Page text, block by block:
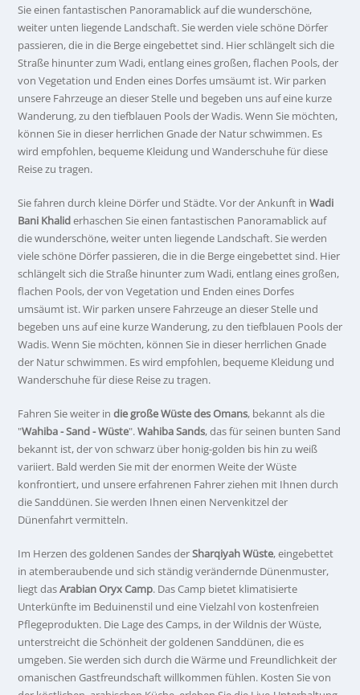
Sie einen fantastischen Panoramablick auf die wunderschöne,
weiter unten liegende Landschaft. Sie werden viele schöne Dörfer
passieren, die in die Berge eingebettet sind. Hier schlängelt sich die
Straße hinunter zum Wadi, entlang eines großen, flachen Pools, der
von Vegetation und Enden eines Dorfes umsäumt ist. Wir parken
unsere Fahrzeuge an dieser Stelle und begeben uns auf eine kurze
Wanderung, zu den tiefblauen Pools der Wadis. Wenn Sie möchten,
können Sie in dieser herrlichen Gnade der Natur schwimmen. Es
wird empfohlen, bequeme Kleidung und Wanderschuhe für diese
Reise zu tragen.
Sie fahren durch kleine Dörfer und Städte. Vor der Ankunft in Wadi
Bani Khaliderhaschen Sie einen fantastischen Panoramablick auf
die wunderschöne, weiter unten liegende Landschaft. Sie werden
viele schöne Dörfer passieren, die in die Berge eingebettet sind. Hier
schlängelt sich die Straße hinunter zum Wadi, entlang eines großen,
flachen Pools, der von Vegetation und Enden eines Dorfes
umsäumt ist. Wir parken unsere Fahrzeuge an dieser Stelle und
begeben uns auf eine kurze Wanderung, zu den tiefblauen Pools der
Wadis. Wenn Sie möchten, können Sie in dieser herrlichen Gnade
der Natur schwimmen. Es wird empfohlen, bequeme Kleidung und
Wanderschuhe für diese Reise zu tragen.
Fahren Sie weiter in die große Wüste des Omans, bekannt als die
"Wahiba - Sand - Wüste".Wahiba Sands, das für seinen bunten Sand
bekannt ist, der von schwarz über honig-golden bis hin zu weiß
variiert. Bald werden Sie mit der enormen Weite der Wüste
konfrontiert, und unsere erfahrenen Fahrer ziehen mit Ihnen durch
die Sanddünen. Sie werden Ihnen einen Nervenkitzel der
Dünenfahrt vermitteln.
Im Herzen des goldenen Sandes derSharqiyah Wüste, eingebettet
in atemberaubende und sich ständig verändernde Dünenmuster,
liegt dasArabian Oryx Camp. Das Camp bietet klimatisierte
Unterkünfte im Beduinenstil und eine Vielzahl von kostenfreien
Pflegeprodukten. Die Lage des Camps, in der Wildnis der Wüste,
unterstreicht die Schönheit der goldenen Sanddünen, die es
umgeben. Sie werden sich durch die Wärme und Freundlichkeit der
omanischen Gastfreundschaft willkommen fühlen. Kosten Sie von